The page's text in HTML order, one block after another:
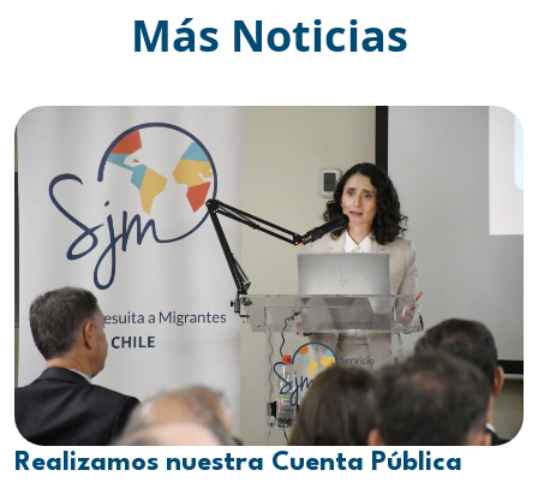
Más Noticias
Realizamos nuestra Cuenta Pública